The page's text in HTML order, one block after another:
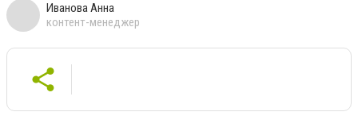
Иванова Анна
контент-менеджер